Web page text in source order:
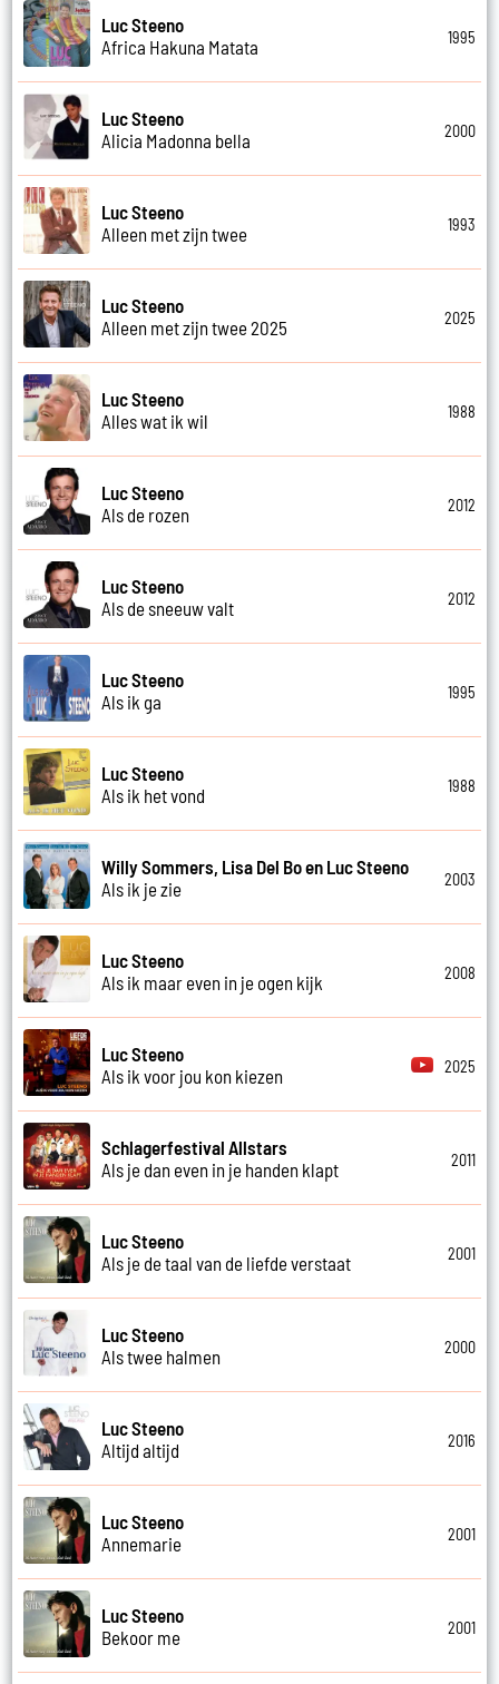
Luc Steeno
Africa Hakuna Matata
1995
Luc Steeno
Alicia Madonna bella
2000
Luc Steeno
Alleen met zijn twee
1993
Luc Steeno
Alleen met zijn twee 2025
2025
Luc Steeno
Alles wat ik wil
1988
Luc Steeno
Als de rozen
2012
Luc Steeno
Als de sneeuw valt
2012
Luc Steeno
Als ik ga
1995
Luc Steeno
Als ik het vond
1988
Willy Sommers, Lisa Del Bo en Luc Steeno
Als ik je zie
2003
Luc Steeno
Als ik maar even in je ogen kijk
2008
Luc Steeno
Als ik voor jou kon kiezen
2025
Schlagerfestival Allstars
Als je dan even in je handen klapt
2011
Luc Steeno
Als je de taal van de liefde verstaat
2001
Luc Steeno
Als twee halmen
2000
Luc Steeno
Altijd altijd
2016
Luc Steeno
Annemarie
2001
Luc Steeno
Bekoor me
2001